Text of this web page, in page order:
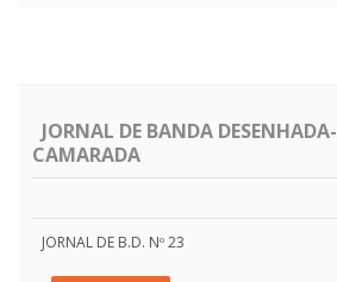
JORNAL DE BANDA DESENHADA-
CAMARADA
JORNAL DE B.D. Nº 23